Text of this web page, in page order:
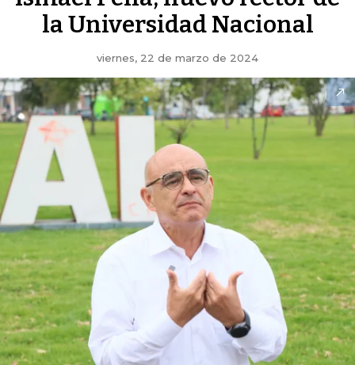
la Universidad Nacional
viernes, 22 de marzo de 2024